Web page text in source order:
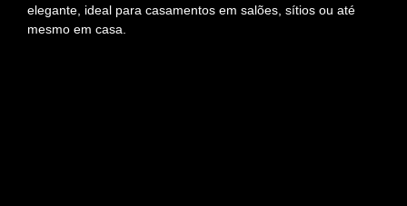
elegante, ideal para casamentos em salões, sítios ou até
mesmo em casa.